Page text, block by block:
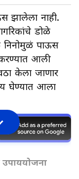
झालेला नाही.
डोळे
पाऊस
आली
केला जाणार
घेण्यात आला
उपाययोजना